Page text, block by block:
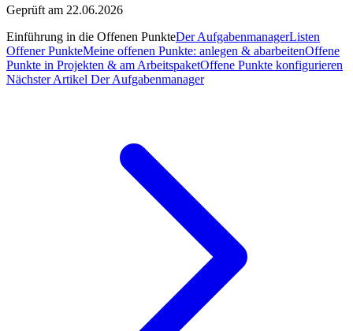
Geprüft am 22.06.2026
Einführung in die Offenen PunkteDer AufgabenmanagerListen
Offener PunkteMeine offenen Punkte: anlegen & abarbeitenOffene
Punkte in Projekten & am ArbeitspaketOffene Punkte konfigurieren
Nächster Artikel Der Aufgabenmanager